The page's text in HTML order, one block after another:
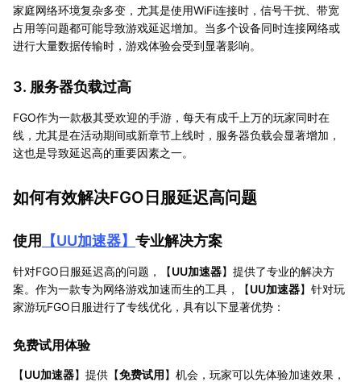
家庭网络环境复杂多变，尤其是使用WiFi连接时，信号干扰、带宽
占用等问题都可能导致游戏延迟增加。当多个设备同时连接网络或
进行大量数据传输时，游戏体验会受到显著影响。
3. 服务器负载过高
FGO作为一款极其受欢迎的手游，每天有成千上万的玩家同时在
线，尤其是在活动期间或新章节上线时，服务器负载会显著增加，
这也是导致延迟高的重要因素之一。
如何有效解决FGO日服延迟高问题
使用 【UU加速器】 专业解决方案
针对FGO日服延迟高的问题，【UU加速器】提供了专业的解决方
案。作为一款专为网络游戏加速而生的工具，【UU加速器】针对玩
家游玩FGO日服进行了专线优化，具有以下显著优势：
免费试用体验
【UU加速器】提供【免费试用】机会，玩家可以先体验加速效果，